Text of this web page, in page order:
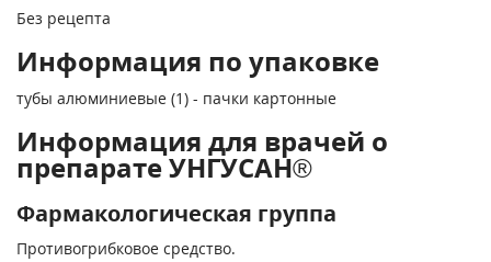
Без рецепта
Информация по упаковке
тубы алюминиевые (1) - пачки картонные
Информация для врачей о
препарате УНГУСАН®
Фармакологическая группа
Противогрибковое средство.